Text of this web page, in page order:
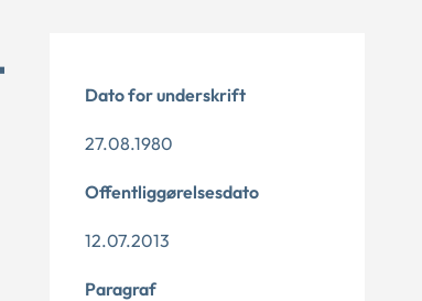
Dato for underskrift
27.08.1980
Offentliggørelsesdato
12.07.2013
Paragraf